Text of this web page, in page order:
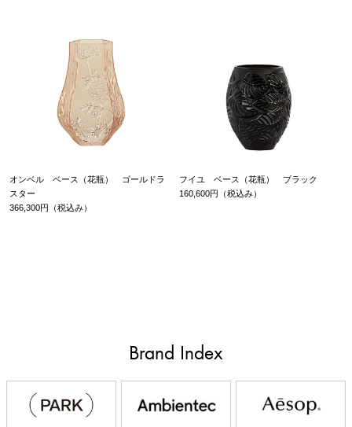
オンベル ベース（花瓶） ゴールドラ
スター
366,300円（税込み）
フイユ ベース（花瓶） ブラック
160,600円（税込み）
Brand Index